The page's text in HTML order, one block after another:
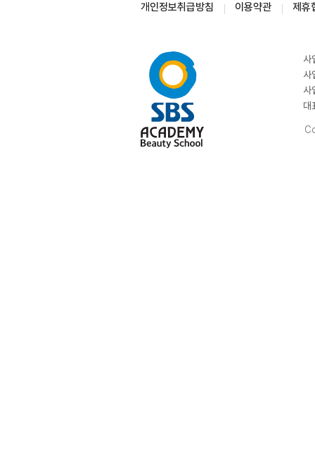
개인정보취급방침 이용약관 제휴
사
사
사
대